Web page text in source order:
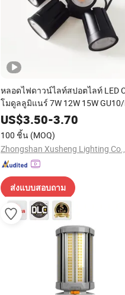
หลอดไฟดาวน์ไลท์สปอตไลท์ LED
โมดูลลูมิแนร์ 7W 12W 15W
US$3.50-3.70
100 ชิ้น (MOQ)
ส่งแบบสอบถาม